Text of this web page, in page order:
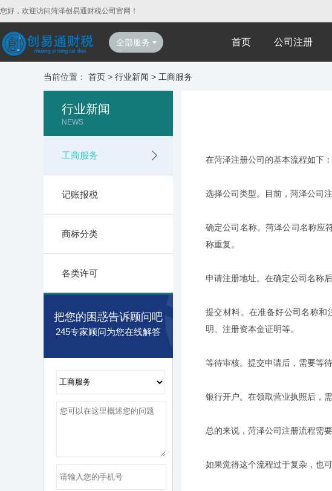
您好，欢迎访问菏泽创易通财税公司官网！
全部服务 首页 公司注册
当前位置： 首页 > 行业新闻 > 工商服务
行业新闻
NEWS
工商服务
记账报税
商标分类
各类许可
把您的困惑告诉顾问吧
245专家顾问为您在线解答
在菏泽注册公司的基本流程如下：
选择公司类型。目前，菏泽公司
确定公司名称。菏泽公司名称应
称重复。
申请注册地址。在确定公司名称
提交材料。在准备好公司名称和
明、注册资本金证明等。
等待审核。提交申请后，需要等
银行开户。在领取营业执照后，
总的来说，菏泽公司注册流程需
如果觉得这个流程过于复杂，也